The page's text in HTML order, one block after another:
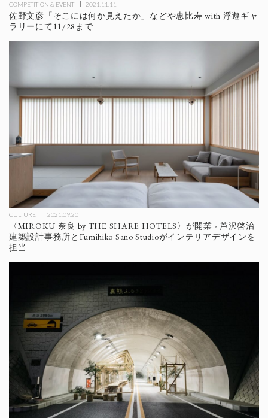
COMPETITION & EVENT 2021.11.11
佐野文彦「そこには何か見えたか」などや恵比寿 with ​浮遊ギャ
ラリーにて11/28まで
CULTURE 2021.09.20
〈MIROKU 奈良 by THE SHARE HOTELS〉が開業 - 芦沢啓治
建築設計事務所とFumihiko Sano Studioがインテリアデザインを
担当